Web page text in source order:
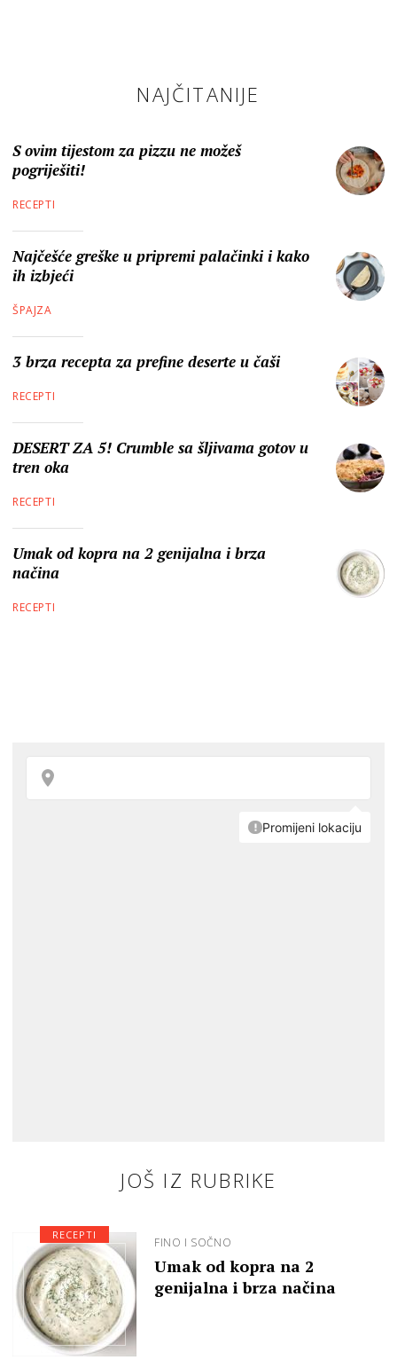
NAJČITANIJE
S ovim tijestom za pizzu ne možeš
pogriješiti!
RECEPTI
Najčešće greške u pripremi palačinki i kako
ih izbjeći
ŠPAJZA
3 brza recepta za prefine deserte u čaši
RECEPTI
DESERT ZA 5! Crumble sa šljivama gotov u
tren oka
RECEPTI
Umak od kopra na 2 genijalna i brza
načina
RECEPTI
JOŠ IZ RUBRIKE
FINO I SOČNO
Umak od kopra na 2
genijalna i brza načina
RECEPTI